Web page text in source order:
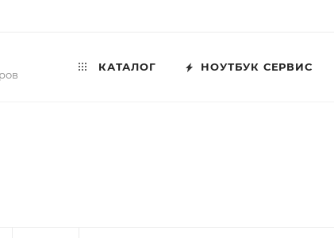
КАТАЛОГ НОУТБУК СЕРВИС